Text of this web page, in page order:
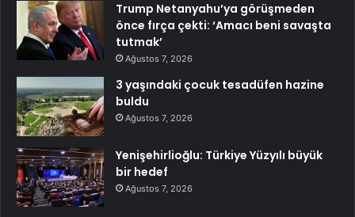
Trump Netanyahu’ya görüşmeden
önce fırça çekti: ‘Amacı beni savaşta
tutmak’
Ağustos 7, 2026
3 yaşındaki çocuk tesadüfen hazine
buldu
Ağustos 7, 2026
Yenişehirlioğlu: Türkiye Yüzyılı büyük
bir hedef
Ağustos 7, 2026